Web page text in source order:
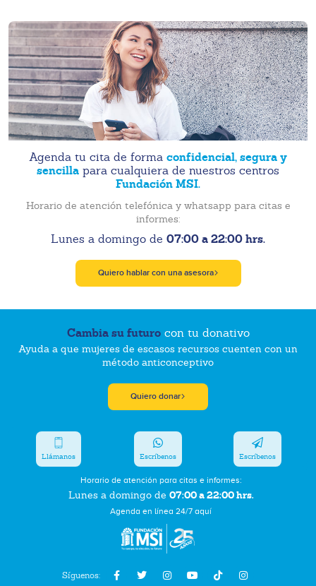
Agenda tu cita de forma confidencial, segura y
sencilla para cualquiera de nuestros centros
Fundación MSI.
Horario de atención telefónica y whatsapp para citas e
informes:
Lunes a domingo de 07:00 a 22:00 hrs.
Quiero hablar con una asesora
Cambia su futurocon tu donativo
Ayuda a que mujeres de escasos recursos cuenten con un
método anticonceptivo
Quiero donar
Síguenos:
Horario de atención para citas e informes:
Lunes a domingo de 07:00 a 22:00 hrs.
Agenda en línea 24/7 aquí
Llámanos Escríbenos Escríbenos